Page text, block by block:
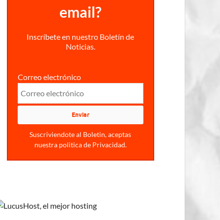
email?
Inscríbete en nuestro Boletín de
Noticias.
Correo electrónico
Suscriviendote al Boletin, aceptas
nuestra politica de Privacidad.